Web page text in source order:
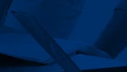
Sitemap
Künye